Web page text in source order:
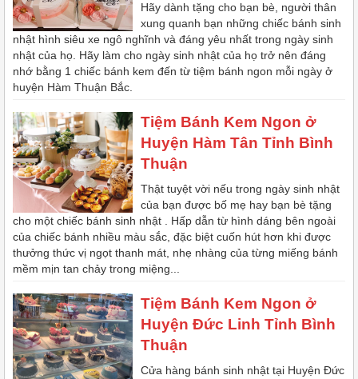
Hãy dành tặng cho bạn bè, người thân
xung quanh bạn những chiếc bánh sinh
nhật hình siêu xe ngô nghĩnh và đáng yêu nhất trong ngày sinh
nhật của họ. Hãy làm cho ngày sinh nhật của họ trở nên đáng
nhớ bằng 1 chiếc bánh kem đến từ tiệm bánh ngon mỗi ngày ở
huyện Hàm Thuận Bắc.
Tiệm Bánh Kem Ngon ở
Huyện Hàm Tân Tỉnh Bình
Thuận
Thật tuyệt vời nếu trong ngày sinh nhật
của bạn được bố mẹ hay bạn bè tặng
cho một chiếc bánh sinh nhật . Hấp dẫn từ hình dáng bên ngoài
của chiếc bánh nhiều màu sắc, đặc biệt cuốn hút hơn khi được
thưởng thức vị ngọt thanh mát, nhẹ nhàng của từng miếng bánh
mềm mịn tan chảy trong miệng...
Tiệm Bánh Kem Ngon ở
Huyện Đức Linh Tỉnh Bình
Thuận
Cửa hàng bánh sinh nhật tại Huyện Đức